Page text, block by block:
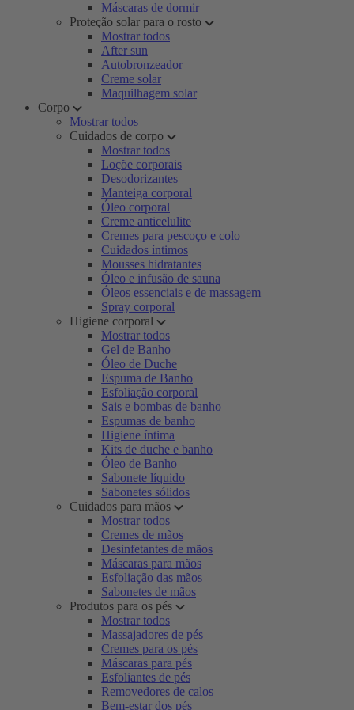
Máscaras de dormir
Proteção solar para o rosto
Mostrar todos
After sun
Autobronzeador
Creme solar
Maquilhagem solar
Corpo
Mostrar todos
Cuidados de corpo
Mostrar todos
Loçõe corporais
Desodorizantes
Manteiga corporal
Óleo corporal
Creme anticelulite
Cremes para pescoço e colo
Cuidados íntimos
Mousses hidratantes
Óleo e infusão de sauna
Óleos essenciais e de massagem
Spray corporal
Higiene corporal
Mostrar todos
Gel de Banho
Óleo de Duche
Espuma de Banho
Esfoliação corporal
Sais e bombas de banho
Espumas de banho
Higiene íntima
Kits de duche e banho
Óleo de Banho
Sabonete líquido
Sabonetes sólidos
Cuidados para mãos
Mostrar todos
Cremes de mãos
Desinfetantes de mãos
Máscaras para mãos
Esfoliação das mãos
Sabonetes de mãos
Produtos para os pés
Mostrar todos
Massajadores de pés
Cremes para os pés
Máscaras para pés
Esfoliantes de pés
Removedores de calos
Bem-estar dos pés